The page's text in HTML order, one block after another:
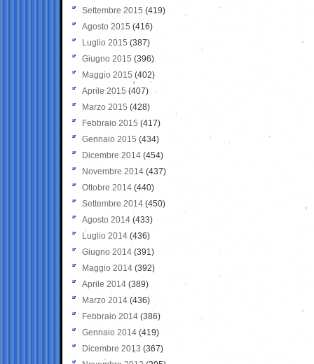
Settembre 2015 (419)
Agosto 2015 (416)
Luglio 2015 (387)
Giugno 2015 (396)
Maggio 2015 (402)
Aprile 2015 (407)
Marzo 2015 (428)
Febbraio 2015 (417)
Gennaio 2015 (434)
Dicembre 2014 (454)
Novembre 2014 (437)
Ottobre 2014 (440)
Settembre 2014 (450)
Agosto 2014 (433)
Luglio 2014 (436)
Giugno 2014 (391)
Maggio 2014 (392)
Aprile 2014 (389)
Marzo 2014 (436)
Febbraio 2014 (386)
Gennaio 2014 (419)
Dicembre 2013 (367)